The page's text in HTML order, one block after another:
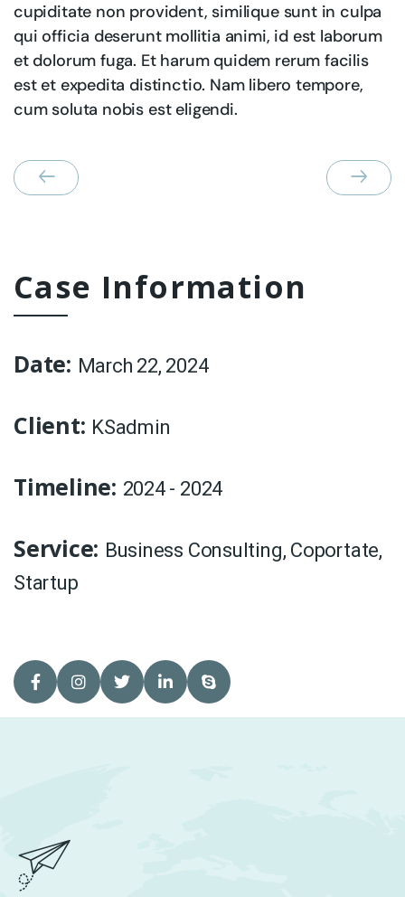
cupiditate non provident, similique sunt in culpa
qui officia deserunt mollitia animi, id est laborum
et dolorum fuga. Et harum quidem rerum facilis
est et expedita distinctio. Nam libero tempore,
cum soluta nobis est eligendi.
Case Information
Date: March 22, 2024
Client: KSadmin
Timeline: 2024 - 2024
Service: Business Consulting,Coportate,
Startup